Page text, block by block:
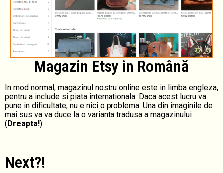
Magazin Etsy in Română
In mod normal, magazinul nostru online este in limba engleza,
pentru a include si piata internationala. Daca acest lucru va
pune in dificultate, nu e nici o problema. Una din imaginile de
mai sus va va duce la o varianta tradusa a magazinului
(Dreapta!).
Next?!